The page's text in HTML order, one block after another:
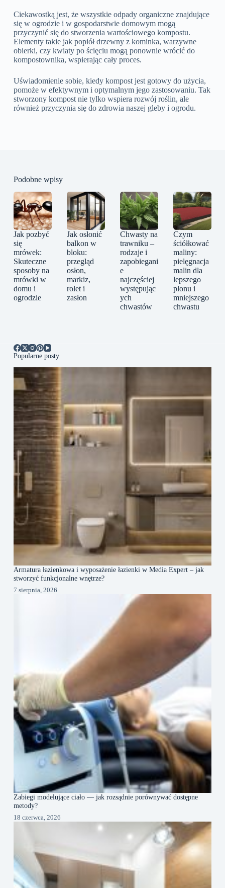
Ciekawostką jest, że wszystkie odpady organiczne znajdujące
się w ogrodzie i w gospodarstwie domowym mogą
przyczynić się do stworzenia wartościowego kompostu.
Elementy takie jak popiół drzewny z kominka, warzywne
obierki, czy kwiaty po ścięciu mogą ponownie wrócić do
kompostownika, wspierając cały proces.
Uświadomienie sobie, kiedy kompost jest gotowy do użycia,
pomoże w efektywnym i optymalnym jego zastosowaniu. Tak
stworzony kompost nie tylko wspiera rozwój roślin, ale
również przyczynia się do zdrowia naszej gleby i ogrodu.
Podobne wpisy
Jak pozbyć
się
mrówek:
Skuteczne
sposoby na
mrówki w
domu i
ogrodzie
Jak osłonić
balkon w
bloku:
przegląd
osłon,
markiz,
rolet i
zasłon
Chwasty na
trawniku –
rodzaje i
zapobiegani
e
najczęściej
występując
ych
chwastów
Czym
ściółkować
maliny:
pielęgnacja
malin dla
lepszego
plonu i
mniejszego
chwastu
Popularne posty
Armatura łazienkowa i wyposażenie łazienki w Media Expert – jak
stworzyć funkcjonalne wnętrze?
7 sierpnia, 2026
Zabiegi modelujące ciało — jak rozsądnie porównywać dostępne
metody?
18 czerwca, 2026